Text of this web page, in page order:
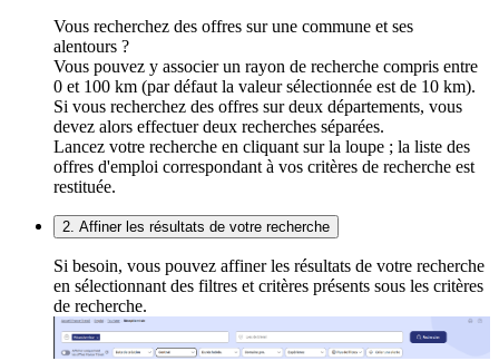
Vous recherchez des offres sur une commune et ses
alentours ?
Vous pouvez y associer un rayon de recherche compris entre
0 et 100 km (par défaut la valeur sélectionnée est de 10 km).
Si vous recherchez des offres sur deux départements, vous
devez alors effectuer deux recherches séparées.
Lancez votre recherche en cliquant sur la loupe ; la liste des
offres d'emploi correspondant à vos critères de recherche est
restituée.
2. Affiner les résultats de votre recherche
Si besoin, vous pouvez affiner les résultats de votre recherche
en sélectionnant des filtres et critères présents sous les critères
de recherche.